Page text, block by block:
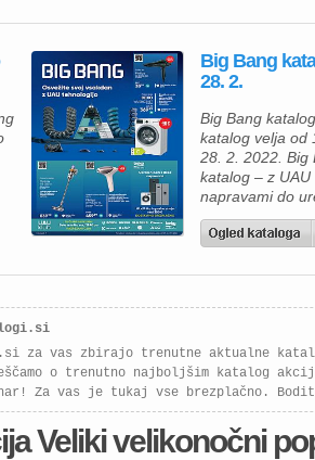
pralni stroj Beko
€, televizor
75PUS7906/12
AX60R5080WD
[…]
Big Bang
28. 2.
Big Bang
katalog velja od
28. 2. 2022. Big
katalog – z UAU
napravami do
doma: pralni
WNEI84BPS za
DV90T8240SH/
Roomba i3556+
velja od 11. 2.
za vas zbirajo trenutne aktualne
o trenutno najboljšim katalog
Za vas je tukaj vse brezplačno.
Veliki velikonočni